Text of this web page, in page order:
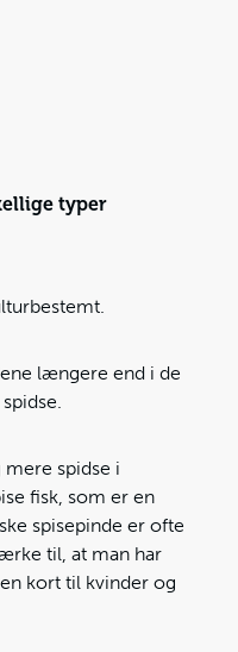
typer
længere end i de
spidse i
fisk, som er en
spisepinde er ofte
til, at man har
kort til kvinder og